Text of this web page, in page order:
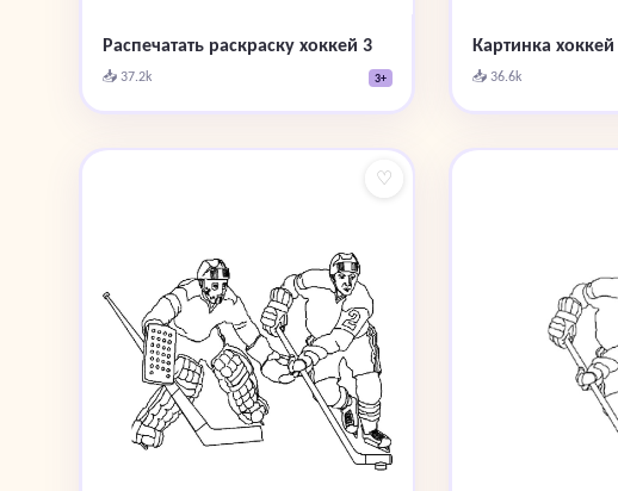
Распечатать раскраску хоккей 3
📥 37.2k 3+
Картинка хоккей
📥 36.6k
♡